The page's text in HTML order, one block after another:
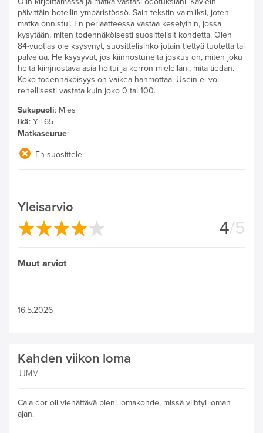
päivittäin hotellin ympäristössö. Sain tekstin valmiiksi, joten
matka onnistui. En periaatteessa vastaa keselyihin, jossa
kysytään, miten todennäköisesti suosittelisit kohdetta. Olen
84-vuotias ole ksysynyt, suosittelisinko jotain tiettyä tuotetta tai
palvelua. He ksysyvät, jos kiinnostuneita joskus on, miten joku
heitä kiinjnostava asia hoitui ja kerron mielelläni, mitä tiedän.
Koko todennäköisyys on vaikea hahmottaa. Usein ei voi
rehellisesti vastata kuin joko 0 tai 100.
Sukupuoli: Mies
Ikä: Yli 65
Matkaseurue:
En suosittele
Yleisarvio
4/5
Muut arviot
16.5.2026
Kahden viikon loma
JJMM
Cala dor oli viehättävä pieni lomakohde, missä viihtyi loman
ajan.